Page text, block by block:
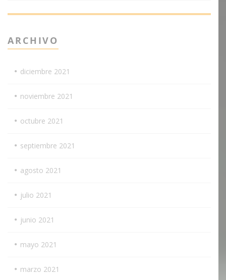
ARCHIVO
diciembre 2021
noviembre 2021
octubre 2021
septiembre 2021
agosto 2021
julio 2021
junio 2021
mayo 2021
marzo 2021